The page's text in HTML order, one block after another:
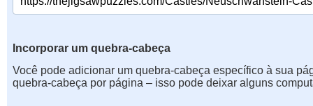
Incorporar um quebra-cabeça
Você pode adicionar um quebra-cabeça específico à sua
quebra-cabeça por página – isso pode deixar alguns